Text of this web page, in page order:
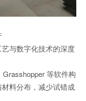
与数字化技术的深度
等软件构
料分布，减少试错成